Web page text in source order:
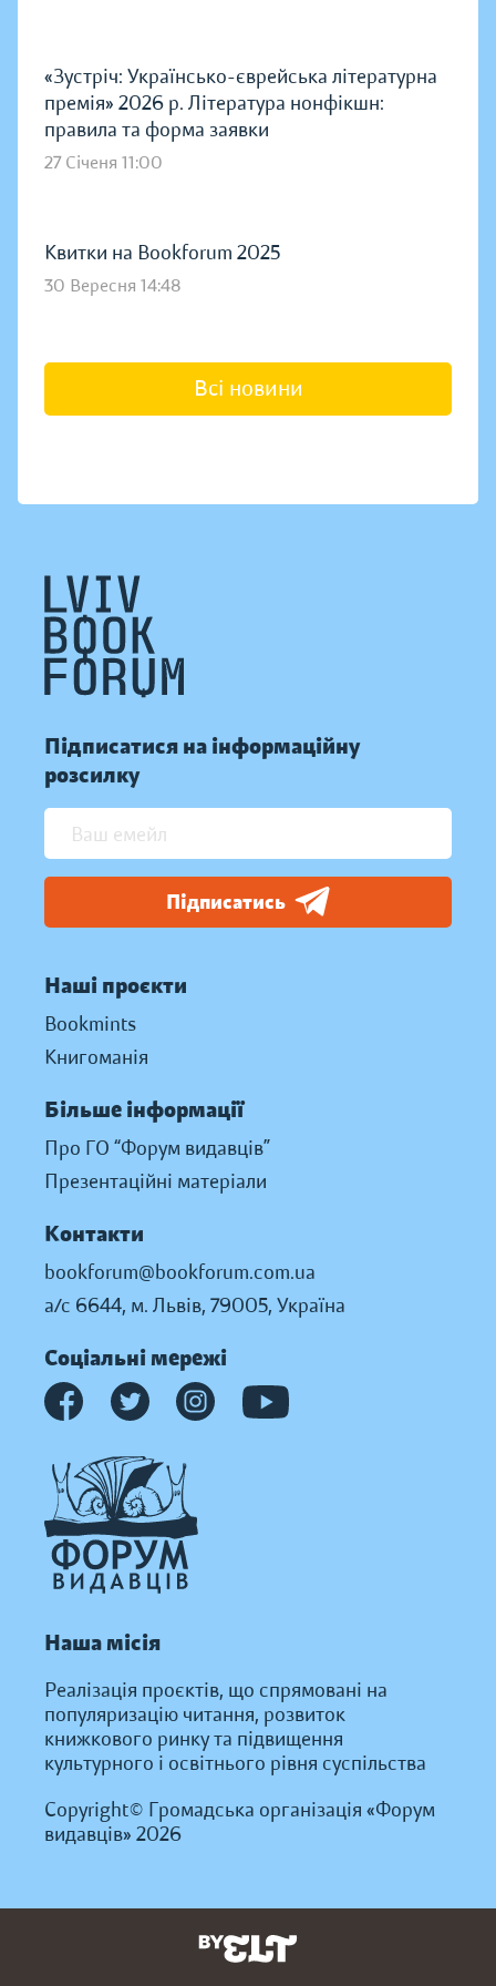
«Зустріч: Українсько-єврейська літературна
премія» 2026 р. Література нонфікшн:
правила та форма заявки
27 Січеня 11:00
Квитки на Bookforum 2025
30 Вересня 14:48
Всі новини
Підписатися на інформаційну
розсилку
Підписатись
Наші проєкти
Bookmints
Книгоманія
Більше інформації
Про ГО “Форум видавців”
Презентаційні матеріали
Контакти
bookforum@bookforum.com.ua
а/с 6644, м. Львів, 79005, Україна
Соціальні мережі
Наша місія
Реалізація проєктів, що спрямовані на
популяризацію читання, розвиток
книжкового ринку та підвищення
культурного і освітнього рівня суспільства
Copyright© Громадська організація «Форум
видавців» 2026